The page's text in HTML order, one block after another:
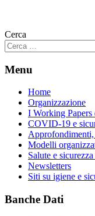
Cerca
Menu
Home
Organizzazione
I Working
COVID-19 e
Approfondimenti,
Modelli
Salute e
Newsletters
Siti su igiene e
Banche Dati